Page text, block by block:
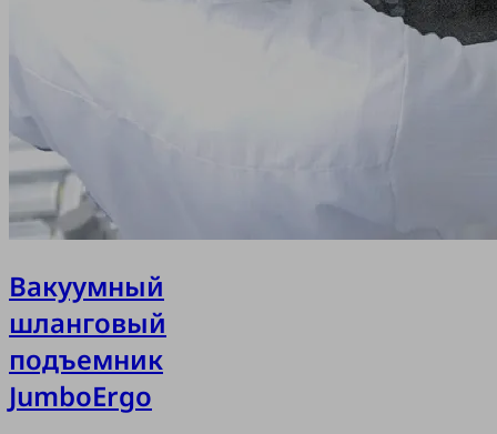
Вакуумный
шланговый
подъемник
JumboErgo